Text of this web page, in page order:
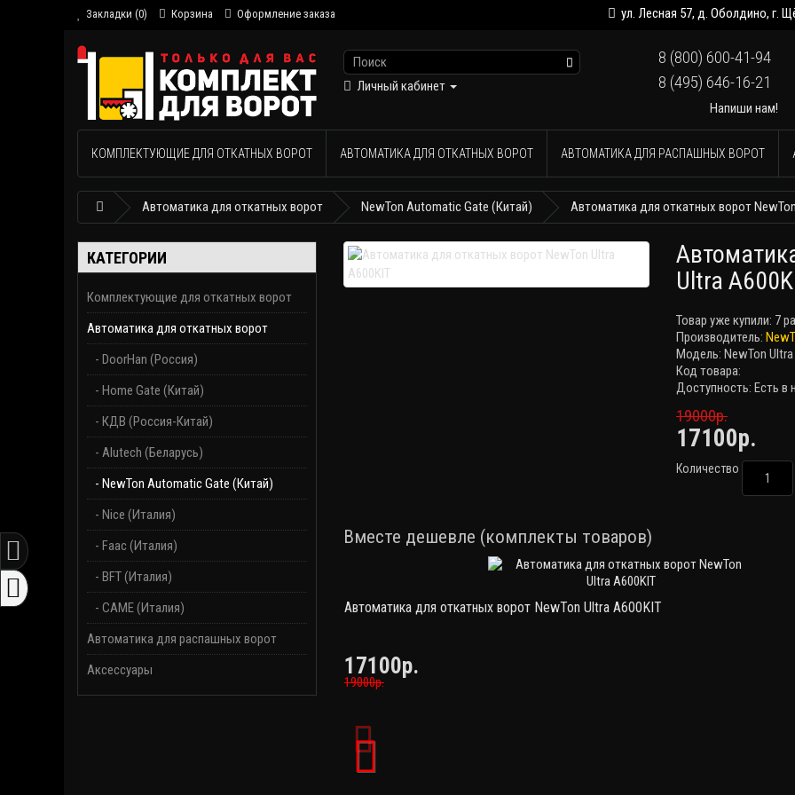
ул. Лесная 57, д. Оболдино, г.
Закладки (0) Корзина Оформление заказа
Личный кабинет
8 (800) 600-41-94
8 (495) 646-16-21
Напиши нам!
КОМПЛЕКТУЮЩИЕ ДЛЯ ОТКАТНЫХ ВОРОТ АВТОМАТИКА ДЛЯ ОТКАТНЫХ ВОРОТ АВТОМАТИКА ДЛЯ РАСПАШНЫХ ВОРОТ
Автоматика для откатных ворот NewTon Automatic Gate (Китай) Автоматика для откатных ворот
КАТЕГОРИИ
Комплектующие для откатных ворот
Автоматика для откатных ворот
- DoorHan (Россия)
- Home Gate (Китай)
- КДВ (Россия-Китай)
- Alutech (Беларусь)
- NewTon Automatic Gate (Китай)
- Nice (Италия)
- Faac (Италия)
- BFT (Италия)
- CAME (Италия)
Автоматика для распашных ворот
Аксессуары
Ultra
Товар уже купили: 7
Производитель:
Модель: NewTon Ultra
Код товара:
Доступность: Есть в
19000р.
17100р.
Количество
Вместе дешевле (комплекты товаров)
Автоматика для откатных ворот NewTon Ultra A600KIT
17100р.
19000р.